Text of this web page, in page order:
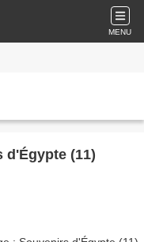
MENU
d'Égypte (11)